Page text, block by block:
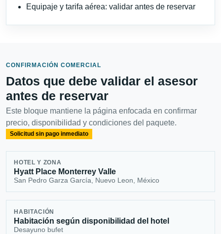
Equipaje y tarifa aérea: validar antes de reservar
CONFIRMACIÓN COMERCIAL
Datos que debe validar el asesor
antes de reservar
Este bloque mantiene la página enfocada en confirmar
precio, disponibilidad y condiciones del paquete.
Solicitud sin pago inmediato
HOTEL Y ZONA
Hyatt Place Monterrey Valle
San Pedro Garza García, Nuevo Leon, México
HABITACIÓN
Habitación según disponibilidad del hotel
Desayuno bufet